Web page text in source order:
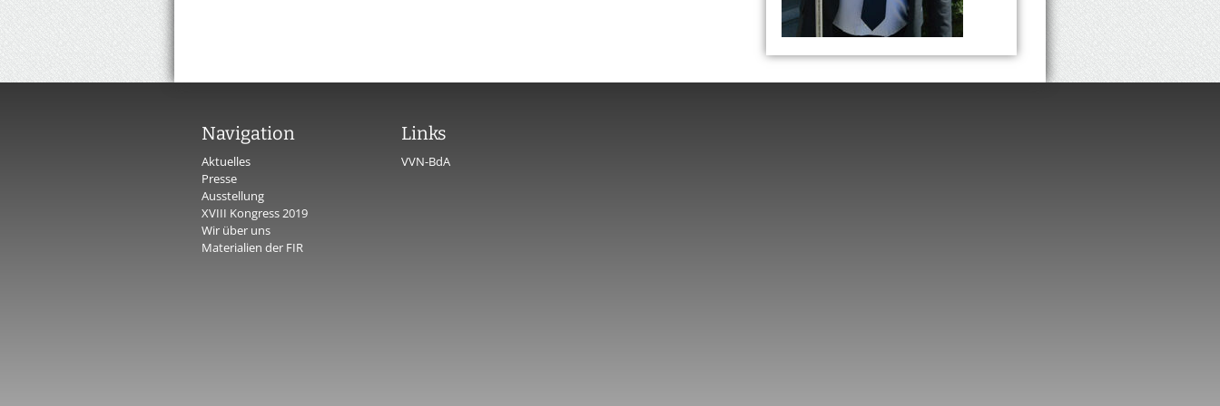
Navigation
Aktuelles
Presse
Ausstellung
XVIII Kongress 2019
Wir über uns
Materialien der FIR
Links
VVN-BdA